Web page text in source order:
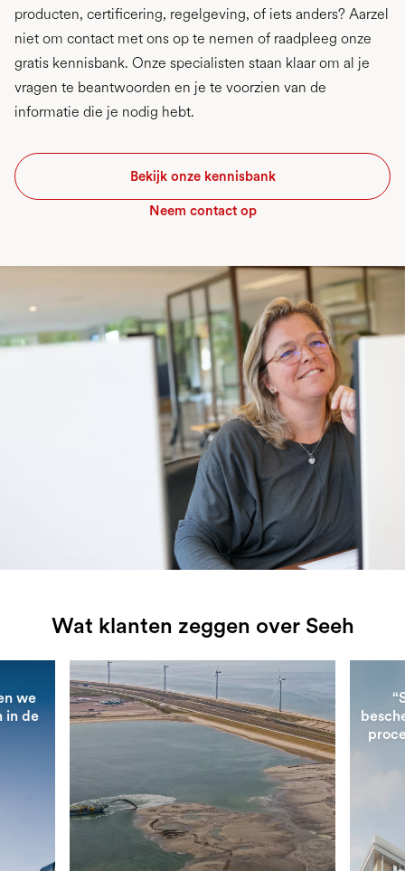
producten, certificering, regelgeving, of iets anders? Aarzel
niet om contact met ons op te nemen of raadpleeg onze
gratis kennisbank. Onze specialisten staan klaar om al je
vragen te beantwoorden en je te voorzien van de
informatie die je nodig hebt.
Bekijk onze kennisbank
Neem contact op
Wat klanten zeggen over Seeh
we
in de